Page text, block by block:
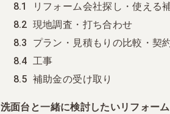
リフォーム会社探し・使える
現地調査・打ち合わせ
プラン・見積もりの比較・契
工事
補助金の受け取り
洗面台と一緒に検討したいリフォー